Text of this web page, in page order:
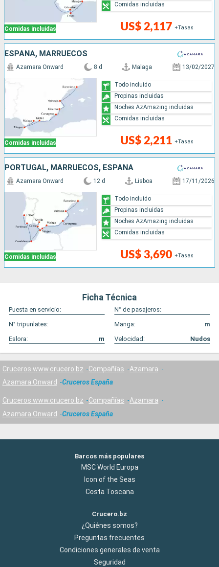
Comidas incluidas US$ 2,117 +Tasas
Comidas incluidas
ESPAÑA, MARRUECOS
Comidas incluidas
Azamara Onward 8 d Malaga 13/02/2027
US$ 2,211 +Tasas
Todo incluido
Propinas incluidas
Noches AzAmazing incluidas
Comidas incluidas
PORTUGAL, MARRUECOS, ESPAÑA
Comidas incluidas
Azamara Onward 12 d Lisboa 17/11/2026
US$ 3,690 +Tasas
Todo incluido
Propinas incluidas
Noches AzAmazing incluidas
Comidas incluidas
Ficha Técnica
Puesta en servicio:
N° de pasajeros:
N° tripunlates:
Manga:
m
Eslora:
m Velocidad: Nudos
Cruceros www.crucero.bz Compañías
Azamara
Azamara Onward
Cruceros España
Cruceros www.crucero.bz Compañías
Azamara
Azamara Onward
Cruceros España
Barcos más populares
MSC World Europa
Icon of the Seas
Costa Toscana
Crucero.bz
¿Quiénes somos?
Preguntas frecuentes
Condiciones generales de venta
Seguridad